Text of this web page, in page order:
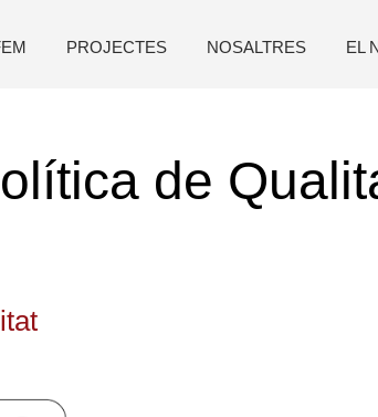
PROJECTES NOSALTRES EL
de